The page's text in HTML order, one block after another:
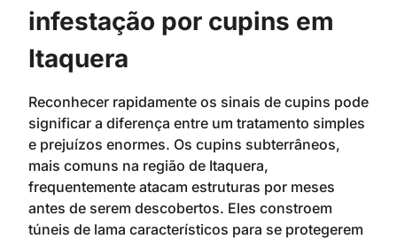
infestação por cupins em
Itaquera
Reconhecer rapidamente os sinais de cupins pode
significar a diferença entre um tratamento simples
e prejuízos enormes. Os cupins subterrâneos,
mais comuns na região de Itaquera,
frequentemente atacam estruturas por meses
antes de serem descobertos. Eles constroem
túneis de lama característicos para se protegerem